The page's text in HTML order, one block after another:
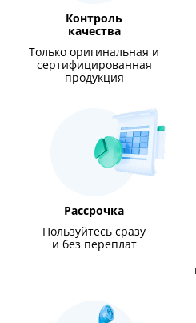
Контроль
качества
Только оригинальная и
сертифицированная
продукция
Рассрочка
Пользуйтесь сразу
и без переплат